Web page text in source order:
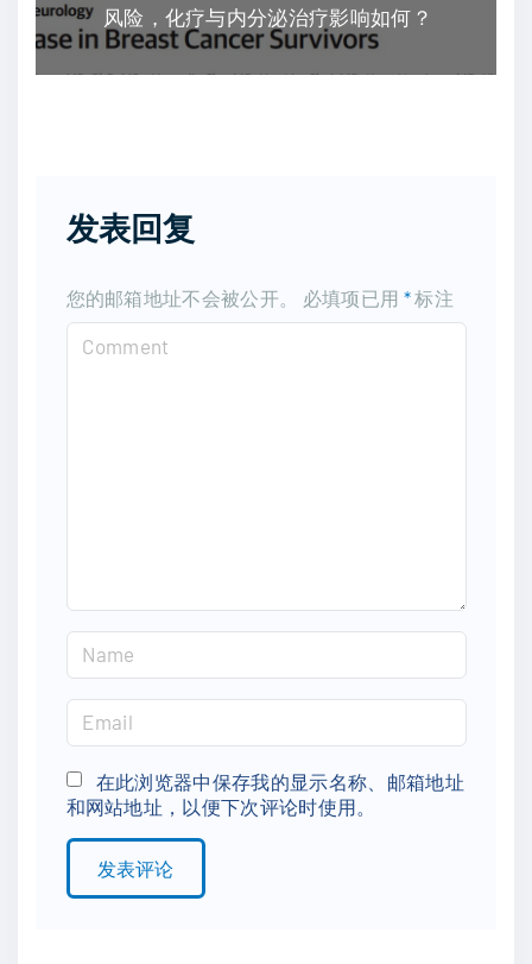
风险，化疗与内分泌治疗影响如何？
发表回复
您的邮箱地址不会被公开。 必填项已用 *标注
a
e
*
m
a
i
l
在此浏览器中保存我的显示名称、邮箱地址
和网站地址，以便下次评论时使用。